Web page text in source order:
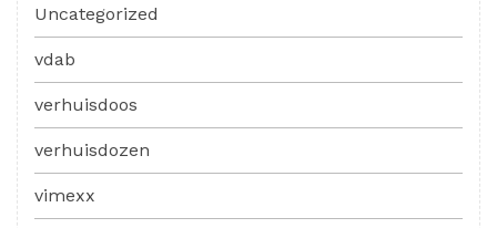
Uncategorized
vdab
verhuisdoos
verhuisdozen
vimexx